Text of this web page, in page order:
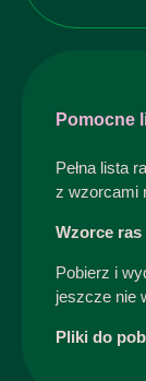
Pomocne
Pełna lista
z wzorcami
Wzorce ras
Pobierz i
jeszcze nie
Pliki do